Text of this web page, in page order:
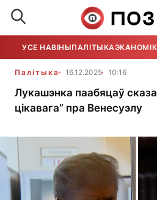
УСЕ НАВІНЫПАЛІТЫКА
Палітыка 16.12.2025 10:16
Лукашэнка паабяцаў
цікавага” пра Венесуэлу